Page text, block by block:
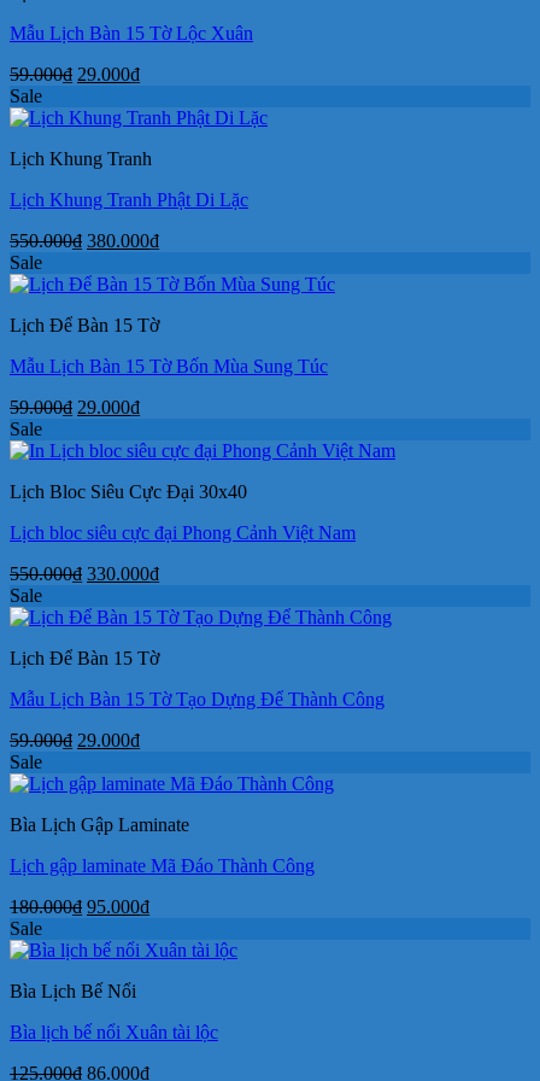
Mẫu Lịch Bàn 15 Tờ Lộc Xuân
59.000₫ Giá
là:
29.000₫Giá
tại
29.000₫.
Sale
Lịch Khung Tranh
Lịch Khung Tranh Phật Di Lặc
550.000₫ Giá
là:
380.000₫Giá
tại
380.000₫.
Sale
Lịch Để Bàn 15 Tờ
Mẫu Lịch Bàn 15 Tờ Bốn Mùa Sung Túc
59.000₫ Giá
là:
29.000₫Giá
tại
29.000₫.
Sale
Lịch Bloc Siêu Cực Đại 30x40
Lịch bloc siêu cực đại Phong Cảnh Việt Nam
550.000₫ Giá
là:
330.000₫Giá
tại
330.000₫.
Sale
Lịch Để Bàn 15 Tờ
Mẫu Lịch Bàn 15 Tờ Tạo Dựng Để Thành Công
59.000₫ Giá
là:
29.000₫Giá
tại
29.000₫.
Sale
Bìa Lịch Gập Laminate
Lịch gập laminate Mã Đáo Thành Công
180.000₫ Giá
là:
95.000₫Giá
tại
Sale
Bìa Lịch Bế Nổi
Bìa lịch bế nổi Xuân tài lộc
125.000₫ Giá
86.000₫Giá